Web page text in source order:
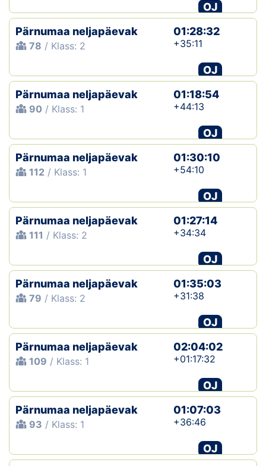
OJ
Pärnumaa neljapäevak
78 / Klass: 2
01:28:32
+35:11
OJ
Pärnumaa neljapäevak
90 / Klass: 1
01:18:54
+44:13
OJ
Pärnumaa neljapäevak
112 / Klass: 1
01:30:10
+54:10
OJ
Pärnumaa neljapäevak
111 / Klass: 2
01:27:14
+34:34
OJ
Pärnumaa neljapäevak
79 / Klass: 2
01:35:03
+31:38
OJ
Pärnumaa neljapäevak
109 / Klass: 1
02:04:02
+01:17:32
OJ
Pärnumaa neljapäevak
93 / Klass: 1
01:07:03
+36:46
OJ